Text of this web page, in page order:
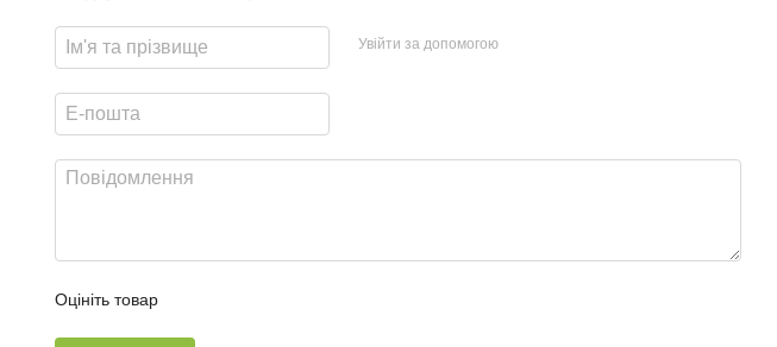
Увійти за допомогою
Оцініть товар